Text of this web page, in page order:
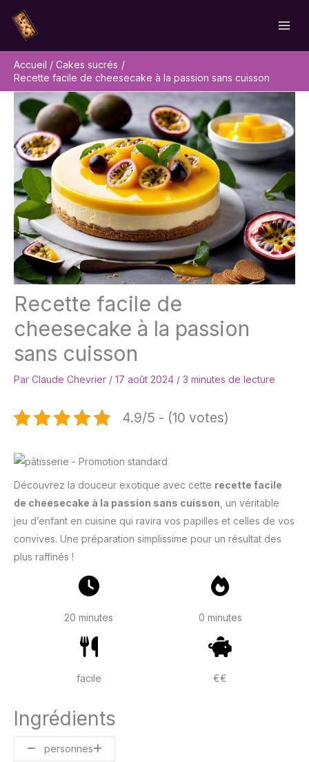
contenu
Accueil
Cakes sucrés
Recette facile de cheesecake à la passion sans cuisson
Recette facile de
cheesecake à la passion
sans cuisson
Par Claude Chevrier / 17 août 2024 / 3 minutes de lecture
4.9/5 - (10 votes)
Découvrez la douceur exotique avec cette recette facile
de cheesecake à la passion sans cuisson , un véritable
jeu d’enfant en cuisine qui ravira vos papilles et celles de vos
convives. Une préparation simplissime pour un résultat des
plus raffinés !
20 minutes 0 minutes
facile €€
Ingrédients
personnes
Rechercher